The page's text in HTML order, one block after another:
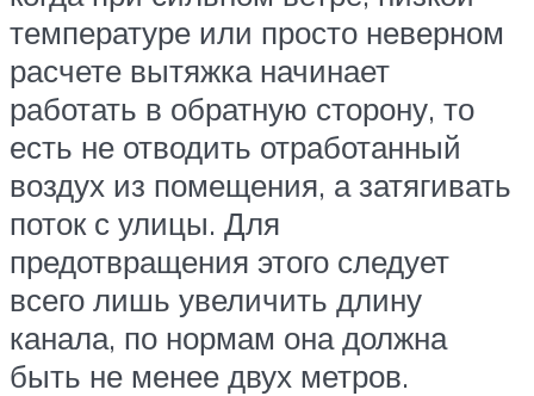
температуре или просто неверном
расчете вытяжка начинает
работать в обратную сторону, то
есть не отводить отработанный
воздух из помещения, а затягивать
поток с улицы. Для
предотвращения этого следует
всего лишь увеличить длину
канала, по нормам она должна
быть не менее двух метров.